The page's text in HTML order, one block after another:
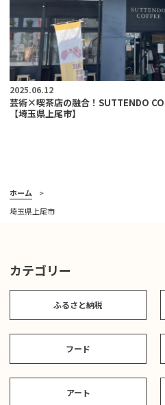
2025.06.12
芸術×喫茶店の融合！SUTTENDO
【埼玉県上尾市】
ホーム
埼玉県上尾市
カテゴリー
ふるさと納税
フード
アート